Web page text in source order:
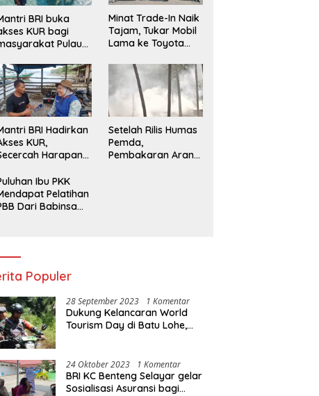
BRI buka
KUR bagi
Pulau
Minat Trade-In Naik
Tajam, Tukar Mobil
Lama ke Toyota
Paling Efisien
BRI Hadirkan
KUR,
Harapan
Maluku
Setelah Rilis Humas
Pemda,
Pembakaran Arang
Ibu PKK
Pelatihan
Dari Babinsa
Populer
28 September 2023 1 Komentar
Dukung Kelancaran World
Tourism Day di Batu Lohe,
Motor Dinas
24 Oktober 2023 1 Komentar
BRI KC Benteng Selayar gelar
Sosialisasi Asuransi bagi